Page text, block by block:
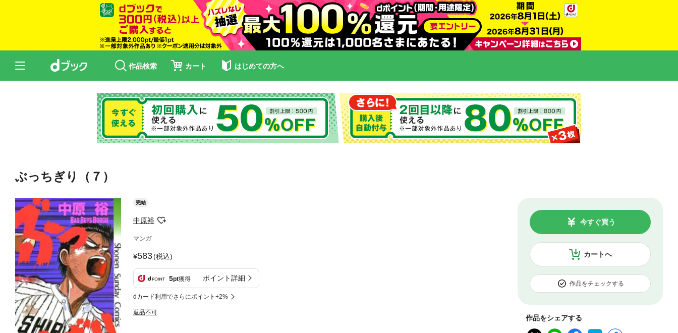
作品検索 カート はじめての方へ
ぶっちぎり（７）
完結
中原裕
マンガ
583(税込)
5pt獲得 ポイント詳細
dカード利用でさらにポイント+2%
返品不可
カートへ
今すぐ買う
作品をチェックする
作品をシェアする